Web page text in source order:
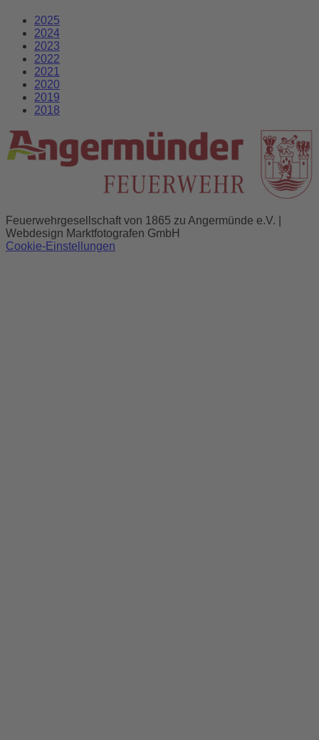
2025
2024
2023
2022
2021
2020
2019
2018
Feuerwehrgesellschaft von 1865 zu Angermünde e.V. |
Webdesign Marktfotografen GmbH
Cookie-Einstellungen